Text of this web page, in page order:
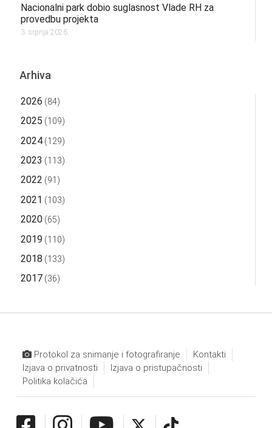
Nacionalni park dobio suglasnost Vlade RH za
provedbu projekta
3. srpnja 2026.
Arhiva
2026 (84)
2025 (109)
2024(129)
2023 (113)
2022 (91)
2021 (103)
2020(65)
2019 (110)
2018 (133)
2017(36)
Protokol za snimanje i fotografiranje
Kontakti
Izjava o privatnosti
Izjava o pristupačnosti
Politika kolačića